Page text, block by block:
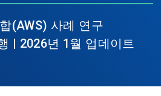
(AWS) 사례 연구
| 2026년 1월 업데이트